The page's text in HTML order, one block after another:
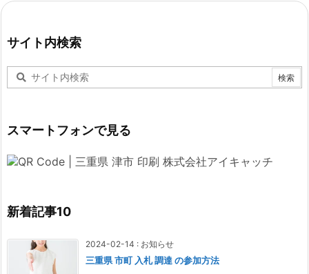
サイト内検索
スマートフォンで見る
新着記事10
2024-02-14 : お知らせ
三重県 市町 入札 調達 の参加方法